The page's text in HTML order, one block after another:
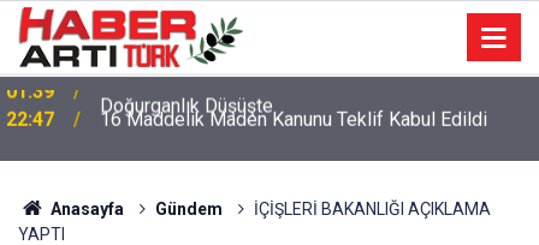
22:47 16 Maddelik Maden Kanunu Teklif Kabul Edildi
Anasayfa Gündem
İÇİŞLERİ BAKANLIĞI AÇIKLAMA
YAPTI